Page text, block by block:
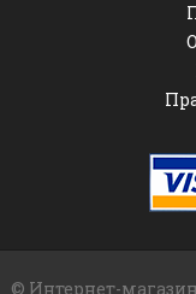
© Интернет-